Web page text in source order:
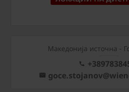
Македонија источна -